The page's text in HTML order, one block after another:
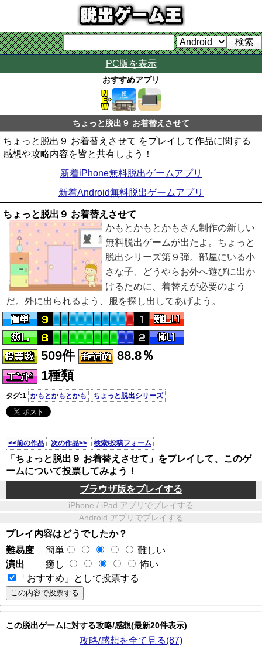
PC版を表示
おすすめアプリ
ちょっと脱出９ お着替えさせて
ちょっと脱出９ お着替えさせて をプレイして作品に関する
感想や攻略内容を皆と共有しよう！
新着iPhone無料脱出ゲームアプリ
新着Android無料脱出ゲームアプリ
ちょっと脱出９ お着替えさせて
かもとかもとかもさん制作の新しい
無料脱出ゲームが出たよ。ちょっと
脱出シリーズ第９弾。部屋にいる小
さな子、どうやらお外へ遊びに出か
けるために、着替えが必要のよう
だ。外に出られるよう、服を探し出してあげよう。
509件
88.8％
1種類
タグ:1 かもとかもとかも ちょっと脱出シリーズ
<<前の作品 次の作品>> 検索/投稿フォーム
「ちょっと脱出９ お着替えさせて」をプレイして、このゲ
ームについて投票してみよう！
ブラウザ版をプレイする
iPhone / iPad アプリでプレイする
Android アプリでプレイする
プレイ内容はどうでしたか？
難易度
簡単
難しい
演出
癒し
怖い
「おすすめ」として投票する
この脱出ゲームに対する攻略/感想(最新20件表示)
攻略/感想を全て見る(87)